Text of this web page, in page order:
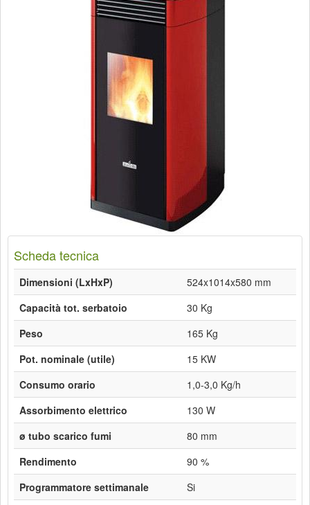
Scheda tecnica
Dimensioni (LxHxP)
524x1014x580 mm
Capacità tot. serbatoio
30 Kg
Peso
165 Kg
Pot. nominale (utile)
15 KW
Consumo orario
1,0-3,0 Kg/h
Assorbimento elettrico
130 W
ø tubo scarico fumi
80 mm
Rendimento
90 %
Programmatore settimanale
Si